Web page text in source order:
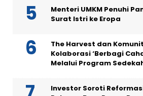
Menteri UMKM Penuhi
Surat Istri ke Eropa
The Harvest dan
Kolaborasi ‘Berbagi
Melalui Program
Investor Soroti Reformasi